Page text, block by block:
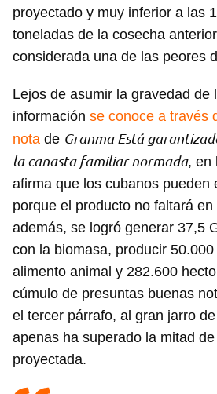
proyectado y muy inferior a las
toneladas de la cosecha
considerada una de las peores
Lejos de asumir la gravedad de
información se conoce a través
nota de Granma Está
la canasta familiar normada, en
afirma que los cubanos pueden
porque el producto no faltará en
además, se logró generar 37,5
con la biomasa, producir
alimento animal y 282.600
cúmulo de presuntas buenas
el tercer párrafo, al gran jarro
apenas ha superado la mitad
proyectada.